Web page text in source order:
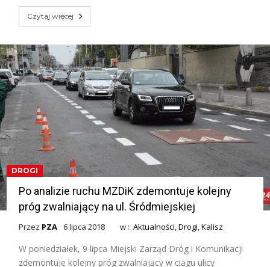
Czytaj więcej
DROGI
Po analizie ruchu MZDiK zdemontuje kolejny
próg zwalniający na ul. Śródmiejskiej
Przez PZA 6 lipca 2018 w :Aktualności,Drogi,Kalisz
W poniedziałek, 9 lipca Miejski Zarząd Dróg i Komunikacji
zdemontuje kolejny próg zwalniający w ciągu ulicy